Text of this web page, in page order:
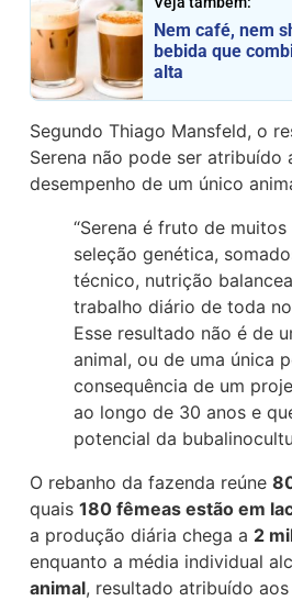
Nem café, nem
bebida que
alta
Segundo Thiago Mansfeld, o
Serena não pode ser atribuído
desempenho de um único
“Serena é fruto de muitos
seleção genética,
técnico, nutrição
trabalho diário de toda
Esse resultado não é de
animal, ou de uma única
consequência de um
ao longo de 30 anos e
potencial da
O rebanho da fazenda reúne
quais180 fêmeas estão em
a produção diária chega a 2
enquanto a média individual
animal, resultado atribuído